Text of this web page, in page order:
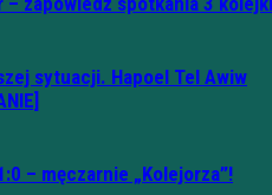
sytuacji. Hapoel Tel Awiw
– męczarnie „Kolejorza”!